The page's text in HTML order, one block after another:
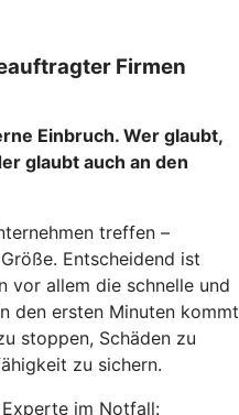
Firmen
Einbruch. Wer glaubt,
glaubt auch an den
treffen –
Entscheidend ist
vor allem die schnelle und
den ersten Minuten kommt
stoppen, Schäden zu
zu sichern.
im Notfall: